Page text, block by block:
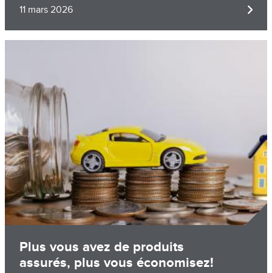
11 mars 2026
Plus vous avez de produits
assurés, plus vous économisez!